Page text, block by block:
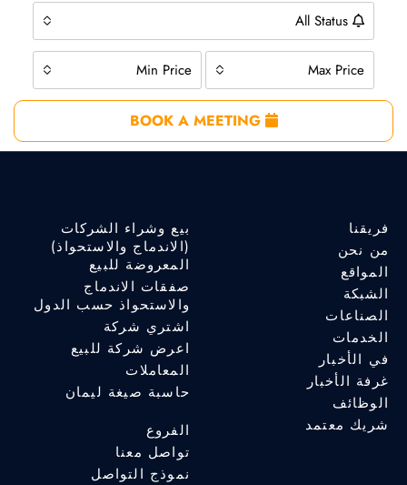
All Status
Min Price Max Price
BOOK A MEETING
فريقنا
من نحن
المواقع
الشبكة
الصناعات
الخدمات
في الأخبار
غرفة الأخبار
الوظائف
شريك معتمد
بيع وشراء الشركات
(الاندماج والاستحواذ)
المعروضة للبيع
صفقات الاندماج
والاستحواذ حسب الدول
اشتري شركة
اعرض شركة للبيع
المعاملات
حاسبة صيغة ليمان
الفروع
تواصل معنا
نموذج التواصل